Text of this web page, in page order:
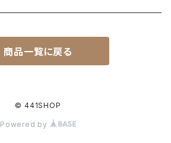
商品一覧に戻る
© 441SHOP
Powered by